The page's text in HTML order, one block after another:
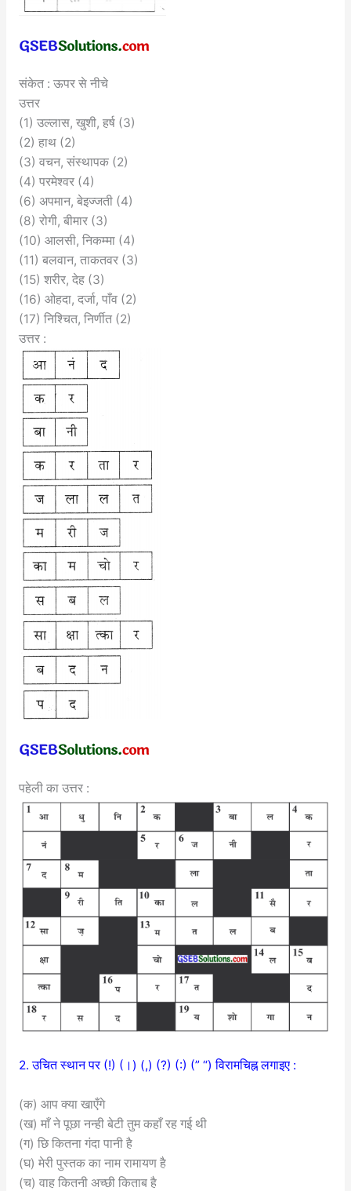
संकेत : ऊपर से नीचे
उत्तर
(1) उल्लास, खुशी, हर्ष (3)
(2) हाथ (2)
(3) वचन, संस्थापक (2)
(4) परमेश्वर (4)
(6) अपमान, बेइज्जती (4)
(8) रोगी, बीमार (3)
(10) आलसी, निकम्मा (4)
(11) बलवान, ताकतवर (3)
(15) शरीर, देह (3)
(16) ओहदा, दर्जा, पाँव (2)
(17) निश्चित, निर्णीत (2)
उत्तर :
पहेली का उत्तर :
2. उचित स्थान पर (!) (।) (,) (?) (:) (” “) विरामचिह्न लगाइए :
(क) आप क्या खाएँगे
(ख) माँ ने पूछा नन्ही बेटी तुम कहाँ रह गई थी
(ग) छि कितना गंदा पानी है
(घ) मेरी पुस्तक का नाम रामायण है
(च) वाह कितनी अच्छी किताब है